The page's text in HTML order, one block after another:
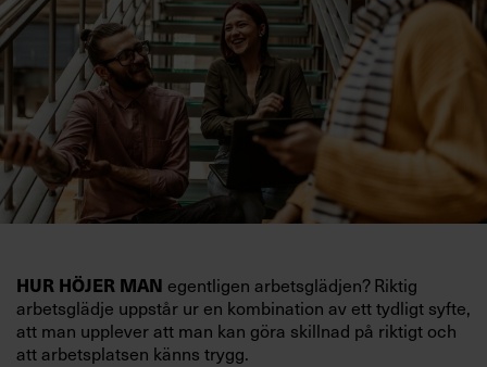
HUR HÖJER MAN egentligen arbetsglädjen? Riktig
arbetsglädje uppstår ur en kombination av ett tydligt syfte,
att man upplever att man kan göra skillnad på riktigt och
att arbetsplatsen känns trygg.